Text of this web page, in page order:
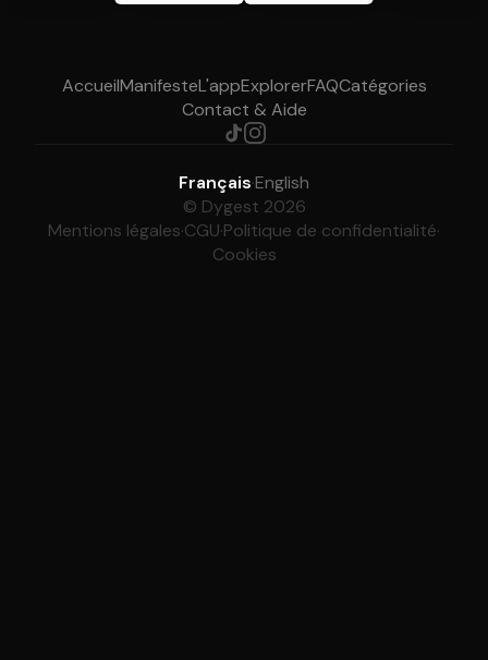
AccueilManifesteL'appExplorerFAQCatégories
Contact & Aide
Français·English
© Dygest 2026
Mentions légales·CGU·Politique de confidentialité·
Cookies